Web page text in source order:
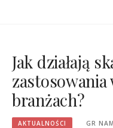
Jak działają
branżach?
AKTUALNOŚCI GR